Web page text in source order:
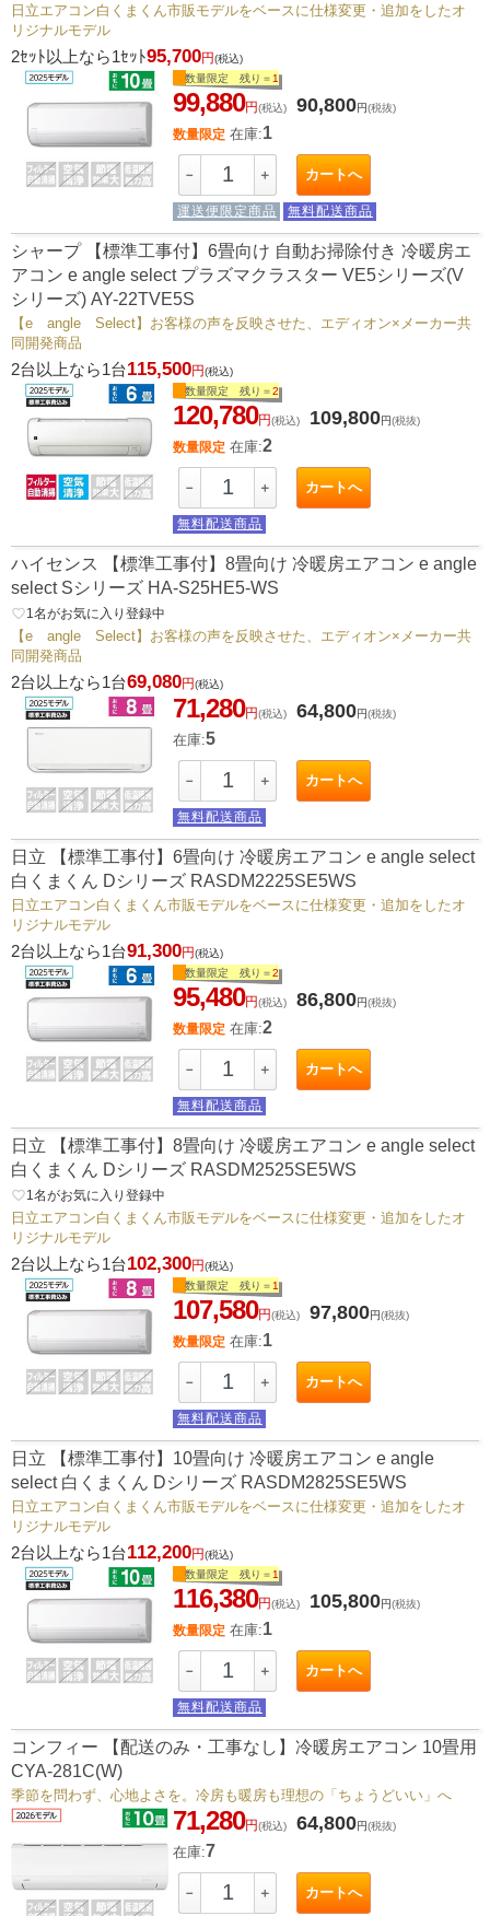
日立エアコン白くまくん市販モデルをベースに仕様変更・追加をしたオ
リジナルモデル
2ｾｯﾄ以上なら1ｾｯﾄ95,700円(税込)
数量限定 残り＝ 1
99,880円(税込) 90,800円(税抜)
数量限定 在庫:1
－ ＋ カートへ
運送便限定商品 無料配送商品
シャープ 【標準工事付】6畳向け 自動お掃除付き 冷暖房エ
アコン e angle select プラズマクラスター VE5シリーズ(V
シリーズ) AY-22TVE5S
【e angle Select】お客様の声を反映させた、エディオン×メーカー共
同開発商品
2台以上なら1台115,500円(税込)
数量限定 残り＝2
120,780円(税込) 109,800円(税抜)
数量限定 在庫:2
－ ＋ カートへ
無料配送商品
ハイセンス 【標準工事付】8畳向け 冷暖房エアコン e angle
select Sシリーズ HA-S25HE5-WS
favorite_border1 名がお気に入り登録中
【e angle Select】お客様の声を反映させた、エディオン×メーカー共
同開発商品
2台以上なら1台69,080円(税込)
71,280円(税込) 64,800円(税抜)
在庫:5
－ ＋ カートへ
無料配送商品
日立 【標準工事付】6畳向け 冷暖房エアコン e angle select
白くまくん Dシリーズ RASDM2225SE5WS
日立エアコン白くまくん市販モデルをベースに仕様変更・追加をしたオ
リジナルモデル
2台以上なら1台91,300円(税込)
数量限定 残り＝2
95,480円(税込) 86,800円(税抜)
数量限定 在庫:2
－ ＋ カートへ
無料配送商品
日立 【標準工事付】8畳向け 冷暖房エアコン e angle select
白くまくん Dシリーズ RASDM2525SE5WS
favorite_border1 名がお気に入り登録中
日立エアコン白くまくん市販モデルをベースに仕様変更・追加をしたオ
リジナルモデル
2台以上なら1台102,300円(税込)
数量限定 残り＝ 1
107,580円(税込) 97,800円(税抜)
数量限定 在庫:1
－ ＋ カートへ
無料配送商品
日立 【標準工事付】10畳向け 冷暖房エアコン e angle
select 白くまくん Dシリーズ RASDM2825SE5WS
日立エアコン白くまくん市販モデルをベースに仕様変更・追加をしたオ
リジナルモデル
2台以上なら1台112,200円(税込)
数量限定 残り＝ 1
116,380円(税込) 105,800円(税抜)
数量限定 在庫:1
－ ＋ カートへ
無料配送商品
コンフィー 【配送のみ・工事なし】冷暖房エアコン 10畳用
CYA-281C(W)
季節を問わず、心地よさを。冷房も暖房も理想の「ちょうどいい」へ
71,280円(税込) 64,800円(税抜)
在庫:7
－ ＋ カートへ